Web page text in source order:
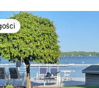
z kategorii Wybór gości